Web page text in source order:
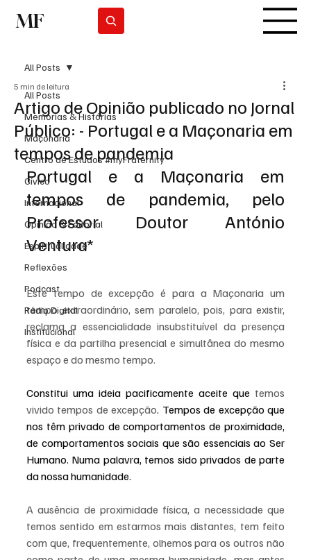
MF
All Posts
Memórias & Histórias
Maçonaria
Centro de Estudos #myFraternity
Cívico
Internacional
Opinião & Editorial
Espiritualidade
Reflexões
Podcast
Rádio Digital
Institucional
All Posts
Artigo de Opinião publicado no Jornal
Público: - Portugal e a Maçonaria em
tempos de pandemia
5 min de leitura
Portugal e a Maçonaria em
tempos de pandemia, pelo
Professor Doutor António
Ventura*
Este tempo de excepção é para a Maçonaria um
tempo extraordinário, sem paralelo, pois, para existir,
reclama a essencialidade insubstituível da presença
física e da partilha presencial e simultânea do mesmo
espaço e do mesmo tempo.
Constitui uma ideia pacificamente aceite que temos
vivido tempos de excepção. Tempos de excepção que
nos têm privado de comportamentos de proximidade,
de comportamentos sociais que são essenciais ao Ser
Humano. Numa palavra, temos sido privados de parte
da nossa humanidade.
A ausência de proximidade física, a necessidade que
temos sentido em estarmos mais distantes, tem feito
com que, frequentemente, olhemos para os outros não